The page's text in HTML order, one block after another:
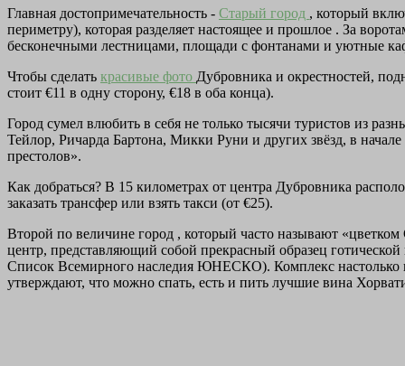
Главная достопримечательность - Старый город , который
периметру), которая разделяет настоящее и прошлое . За
бесконечными лестницами, площади с фонтанами и уютные
Чтобы сделать красивые фото Дубровника и окрестностей,
стоит €11 в одну сторону, €18 в оба конца).
Город сумел влюбить в себя не только тысячи туристов из
Тейлор, Ричарда Бартона, Микки Руни и других звёзд, в
престолов».
Как добраться? В 15 километрах от центра Дубровника
заказать трансфер или взять такси (от €25).
Второй по величине город , который часто называют
центр, представляющий собой прекрасный образец
Список Всемирного наследия ЮНЕСКО). Комплекс настолько
утверждают, что можно спать, есть и пить лучшие вина